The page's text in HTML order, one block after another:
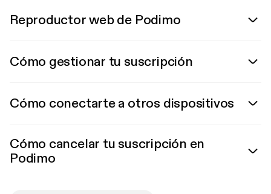
Reproductor web de Podimo
Cómo gestionar tu suscripción
Cómo conectarte a otros dispositivos
Cómo cancelar tu suscripción en
Podimo